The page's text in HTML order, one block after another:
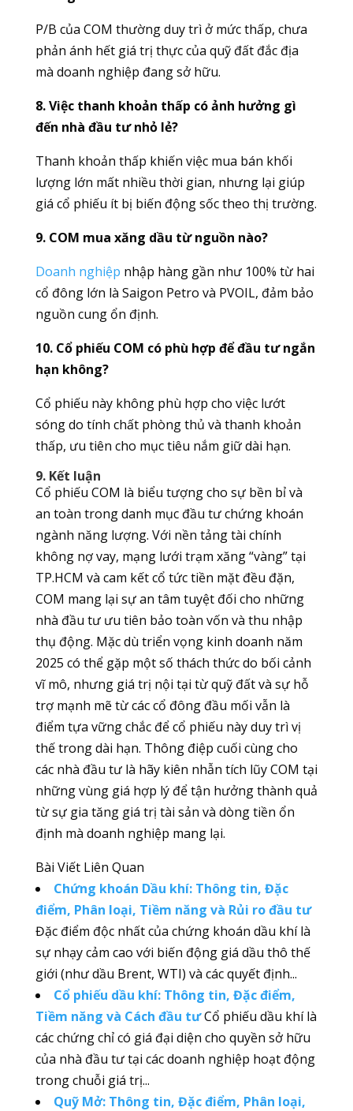
P/B của COM thường duy trì ở mức thấp, chưa
phản ánh hết giá trị thực của quỹ đất đắc địa
mà doanh nghiệp đang sở hữu.
8. Việc thanh khoản thấp có ảnh hưởng gì
đến nhà đầu tư nhỏ lẻ?
Thanh khoản thấp khiến việc mua bán khối
lượng lớn mất nhiều thời gian, nhưng lại giúp
giá cổ phiếu ít bị biến động sốc theo thị trường.
9. COM mua xăng dầu từ nguồn nào?
Doanh nghiệp nhập hàng gần như 100% từ hai
cổ đông lớn là Saigon Petro và PVOIL, đảm bảo
nguồn cung ổn định.
10. Cổ phiếu COM có phù hợp để đầu tư ngắn
hạn không?
Cổ phiếu này không phù hợp cho việc lướt
sóng do tính chất phòng thủ và thanh khoản
thấp, ưu tiên cho mục tiêu nắm giữ dài hạn.
9. Kết luận
Cổ phiếu COM là biểu tượng cho sự bền bỉ và
an toàn trong danh mục đầu tư chứng khoán
ngành năng lượng. Với nền tảng tài chính
không nợ vay, mạng lưới trạm xăng “vàng” tại
TP.HCM và cam kết cổ tức tiền mặt đều đặn,
COM mang lại sự an tâm tuyệt đối cho những
nhà đầu tư ưu tiên bảo toàn vốn và thu nhập
thụ động. Mặc dù triển vọng kinh doanh năm
2025 có thể gặp một số thách thức do bối cảnh
vĩ mô, nhưng giá trị nội tại từ quỹ đất và sự hỗ
trợ mạnh mẽ từ các cổ đông đầu mối vẫn là
điểm tựa vững chắc để cổ phiếu này duy trì vị
thế trong dài hạn. Thông điệp cuối cùng cho
các nhà đầu tư là hãy kiên nhẫn tích lũy COM tại
những vùng giá hợp lý để tận hưởng thành quả
từ sự gia tăng giá trị tài sản và dòng tiền ổn
định mà doanh nghiệp mang lại.
Bài Viết Liên Quan
Chứng khoán Dầu khí: Thông tin, Đặc
điểm, Phân loại, Tiềm năng và Rủi ro đầu tư
Đặc điểm độc nhất của chứng khoán dầu khí là
sự nhạy cảm cao với biến động giá dầu thô thế
giới (như dầu Brent, WTI) và các quyết định...
Cổ phiếu dầu khí: Thông tin, Đặc điểm,
Tiềm năng và Cách đầu tưCổ phiếu dầu khí là
các chứng chỉ có giá đại diện cho quyền sở hữu
của nhà đầu tư tại các doanh nghiệp hoạt động
trong chuỗi giá trị...
Quỹ Mở: Thông tin, Đặc điểm, Phân loại,